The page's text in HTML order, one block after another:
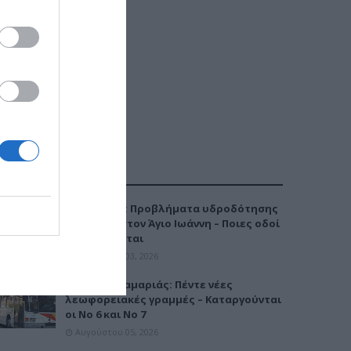
Καλαμαριά: Προβλήματα υδροδότησης
την Τρίτη στον Άγιο Ιωάννη – Ποιες οδοί
επηρεάζονται
Αυγούστου 03, 2026
Μετρό Καλαμαριάς: Πέντε νέες
λεωφορειακές γραμμές – Καταργούνται
οι Νο 6 και Νο 7
Αυγούστου 05, 2026